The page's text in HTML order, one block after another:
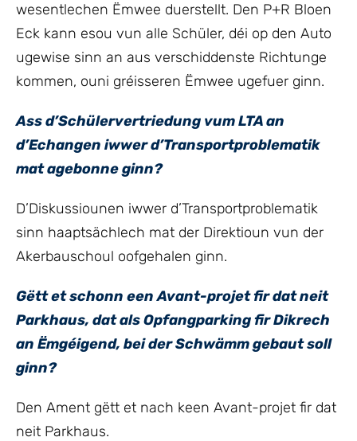
wesentlechen Ëmwee duerstellt. Den P+R Bloen
Eck kann esou vun alle Schüler, déi op den Auto
ugewise sinn an aus verschiddenste Richtunge
kommen, ouni gréisseren Ëmwee ugefuer ginn.
Ass d’Schülervertriedung vum LTA an
d’Echangen iwwer d’Transportproblematik
mat agebonne ginn?
D’Diskussiounen iwwer d’Transportproblematik
sinn haaptsächlech mat der Direktioun vun der
Akerbauschoul oofgehalen ginn.
Gëtt et schonn een Avant-projet fir dat neit
Parkhaus, dat als Opfangparking fir Dikrech
an Ëmgéigend, bei der Schwämm gebaut soll
ginn?
Den Ament gëtt et nach keen Avant-projet fir dat
neit Parkhaus.